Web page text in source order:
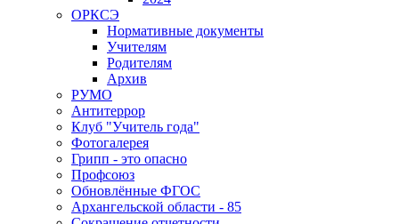
ОРКСЭ
Нормативные документы
Учителям
Родителям
Архив
РУМО
Антитеррор
Клуб "Учитель года"
Фотогалерея
Грипп - это опасно
Профсоюз
Обновлённые ФГОС
Архангельской области - 85